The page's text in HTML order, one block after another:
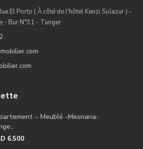
El Porto ( À côté de l'hôtel Kenzi Solazur ) -
- Bur N°31 - Tanger
– Meublé -Mesnana-
6.500